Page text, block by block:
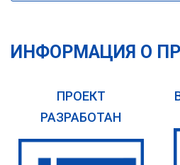
ИНФОРМАЦИЯ О
ПРОЕКТ
РАЗРАБОТАН